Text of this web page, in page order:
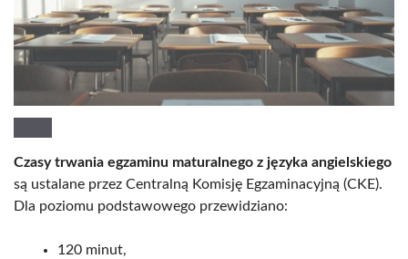
Czasy trwania egzaminu maturalnego z języka angielskiego
są ustalane przez Centralną Komisję Egzaminacyjną (CKE).
Dla poziomu podstawowego przewidziano:
120 minut,